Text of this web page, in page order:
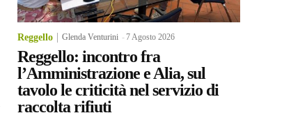
Reggello Glenda Venturini -7 Agosto 2026
Reggello: incontro fra
l’Amministrazione e Alia, sul
tavolo le criticità nel servizio di
raccolta rifiuti